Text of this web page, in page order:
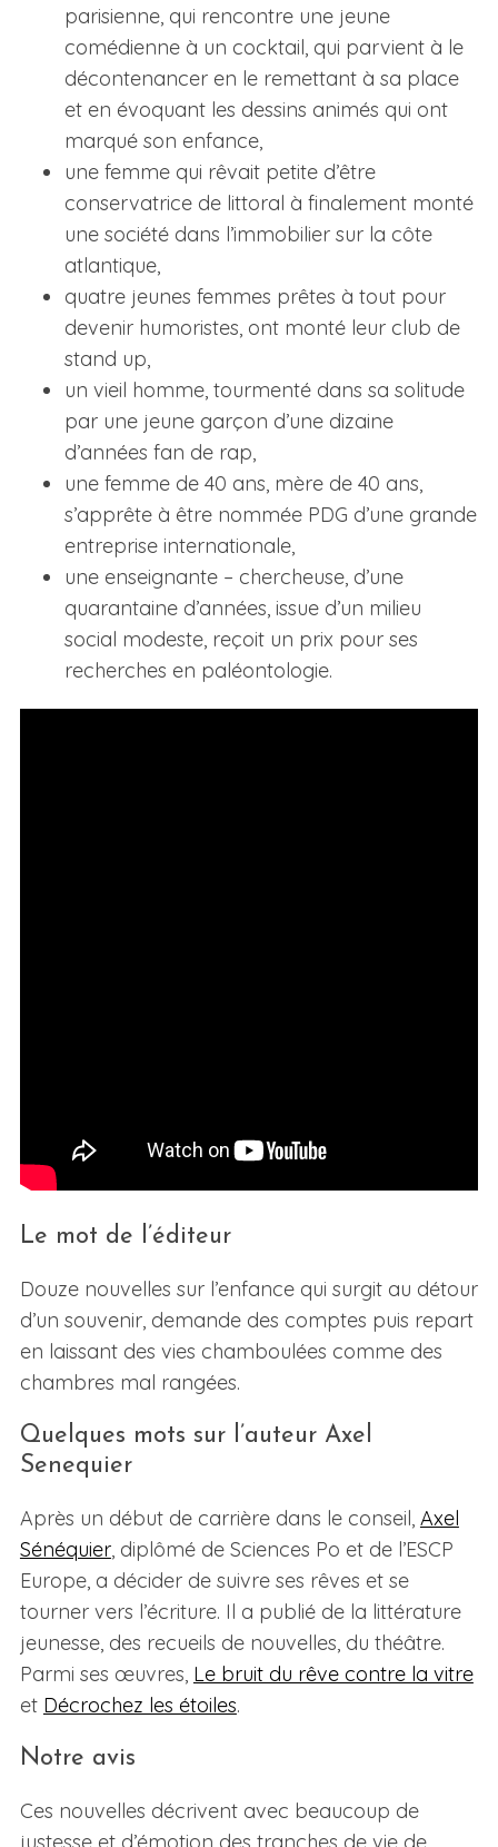
parisienne, qui rencontre une jeune
comédienne à un cocktail, qui parvient à le
décontenancer en le remettant à sa place
et en évoquant les dessins animés qui ont
marqué son enfance,
une femme qui rêvait petite d’être
conservatrice de littoral à finalement monté
une société dans l’immobilier sur la côte
atlantique,
quatre jeunes femmes prêtes à tout pour
devenir humoristes, ont monté leur club de
stand up,
un vieil homme, tourmenté dans sa solitude
par une jeune garçon d’une dizaine
d’années fan de rap,
une femme de 40 ans, mère de 40 ans,
s’apprête à être nommée PDG d’une grande
entreprise internationale,
une enseignante – chercheuse, d’une
quarantaine d’années, issue d’un milieu
social modeste, reçoit un prix pour ses
recherches en paléontologie.
Le mot de l’éditeur
Douze nouvelles sur l’enfance qui surgit au détour
d’un souvenir, demande des comptes puis repart
en laissant des vies chamboulées comme des
chambres mal rangées.
Quelques mots sur l’auteur Axel
Senequier
Après un début de carrière dans le conseil, Axel
Sénéquier, diplômé de Sciences Po et de l’ESCP
Europe, a décider de suivre ses rêves et se
tourner vers l’écriture. Il a publié de la littérature
jeunesse, des recueils de nouvelles, du théâtre.
Parmi ses œuvres, Le bruit du rêve contre la vitre
et Décrochez les étoiles.
Notre avis
Ces nouvelles décrivent avec beaucoup de